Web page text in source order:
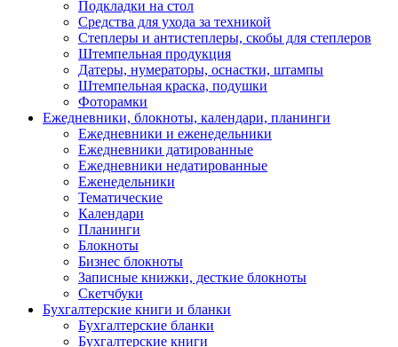
Подкладки на стол
Средства для ухода за техникой
Степлеры и антистеплеры, скобы для степлеров
Штемпельная продукция
Датеры, нумераторы, оснастки, штампы
Штемпельная краска, подушки
Фоторамки
Ежедневники, блокноты, календари, планинги
Ежедневники и еженедельники
Ежедневники датированные
Ежедневники недатированные
Еженедельники
Тематические
Календари
Планинги
Блокноты
Бизнес блокноты
Записные книжки, десткие блокноты
Скетчбуки
Бухгалтерские книги и бланки
Бухгалтерские бланки
Бухгалтерские книги